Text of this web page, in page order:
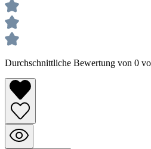
Durchschnittliche Bewertung von 0